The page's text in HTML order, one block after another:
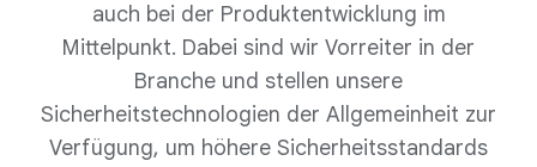
auch bei der Produktentwicklung im
Mittelpunkt. Dabei sind wir Vorreiter in der
Branche und stellen unsere
Sicherheitstechnologien der Allgemeinheit zur
Verfügung, um höhere Sicherheitsstandards